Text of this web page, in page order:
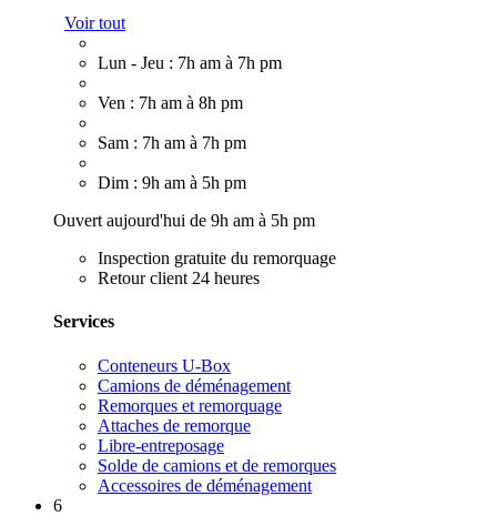
Voir tout
Lun - Jeu : 7h am à 7h pm
Ven : 7h am à 8h pm
Sam : 7h am à 7h pm
Dim : 9h am à 5h pm
Ouvert aujourd'hui de 9h am à 5h pm
Inspection gratuite du remorquage
Retour client 24 heures
Services
Conteneurs U-Box
Camions de déménagement
Remorques et remorquage
Attaches de remorque
Libre-entreposage
Solde de camions et de remorques
Accessoires de déménagement
6